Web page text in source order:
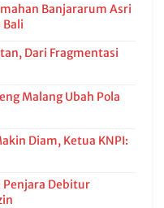
Banjararum Asri
Bali
Dari Fragmentasi
Malang Ubah Pola
Diam, Ketua KNPI:
Penjara Debitur